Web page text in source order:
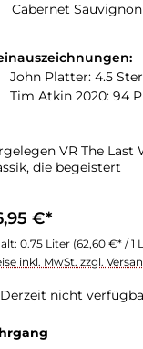
Cabernet Sauvignon
John Platter: 4.5
Tim Atkin 2020: 94
VR The
die begeistert
€*
0.75 Liter (62,60 €* / 1
inkl. MwSt. zzgl.
Derzeit nicht